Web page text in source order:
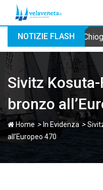
NOTIZIE FLASH
Sivitz
bronzo
Home > In Evidenza>
all’Europeo 470